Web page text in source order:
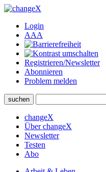
Login
AAA
Registrieren/Newsletter
Abonnieren
Problem melden
suchen
changeX
Über changeX
Newsletter
Testen
Abo